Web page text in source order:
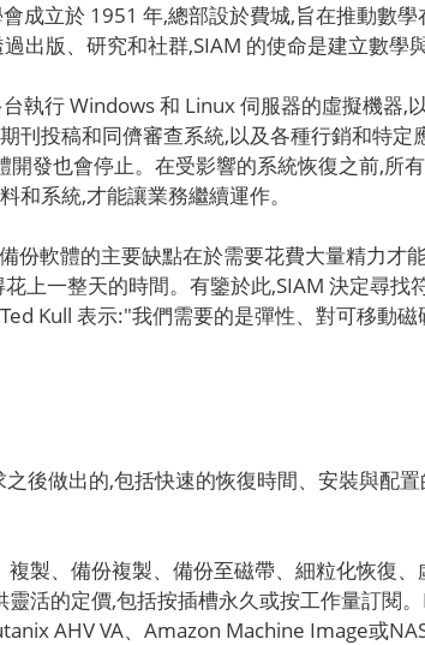
成立於 1951 年,總部設於費城,旨在推動數
版、研究和社群,SIAM 的使命是建立數學
執行 Windows 和 Linux 伺服器的虛擬機器,
投稿和同儕審查系統,以及各種行銷和特定
發也會停止。在受影響的系統恢復之前,所
系統,才能讓業務繼續運作。
份軟體的主要缺點在於需要花費大量精力才
上一整天的時間。有鑒於此,SIAM 決定尋找
Kull 表示:"我們需要的是彈性、對可移動
後做出的,包括快速的恢復時間、安裝與配
製、備份複製、備份至磁帶、細粒化恢復
活的定價,包括按插槽永久或按工作量訂閱
AHV VA、Amazon Machine Image或NAS